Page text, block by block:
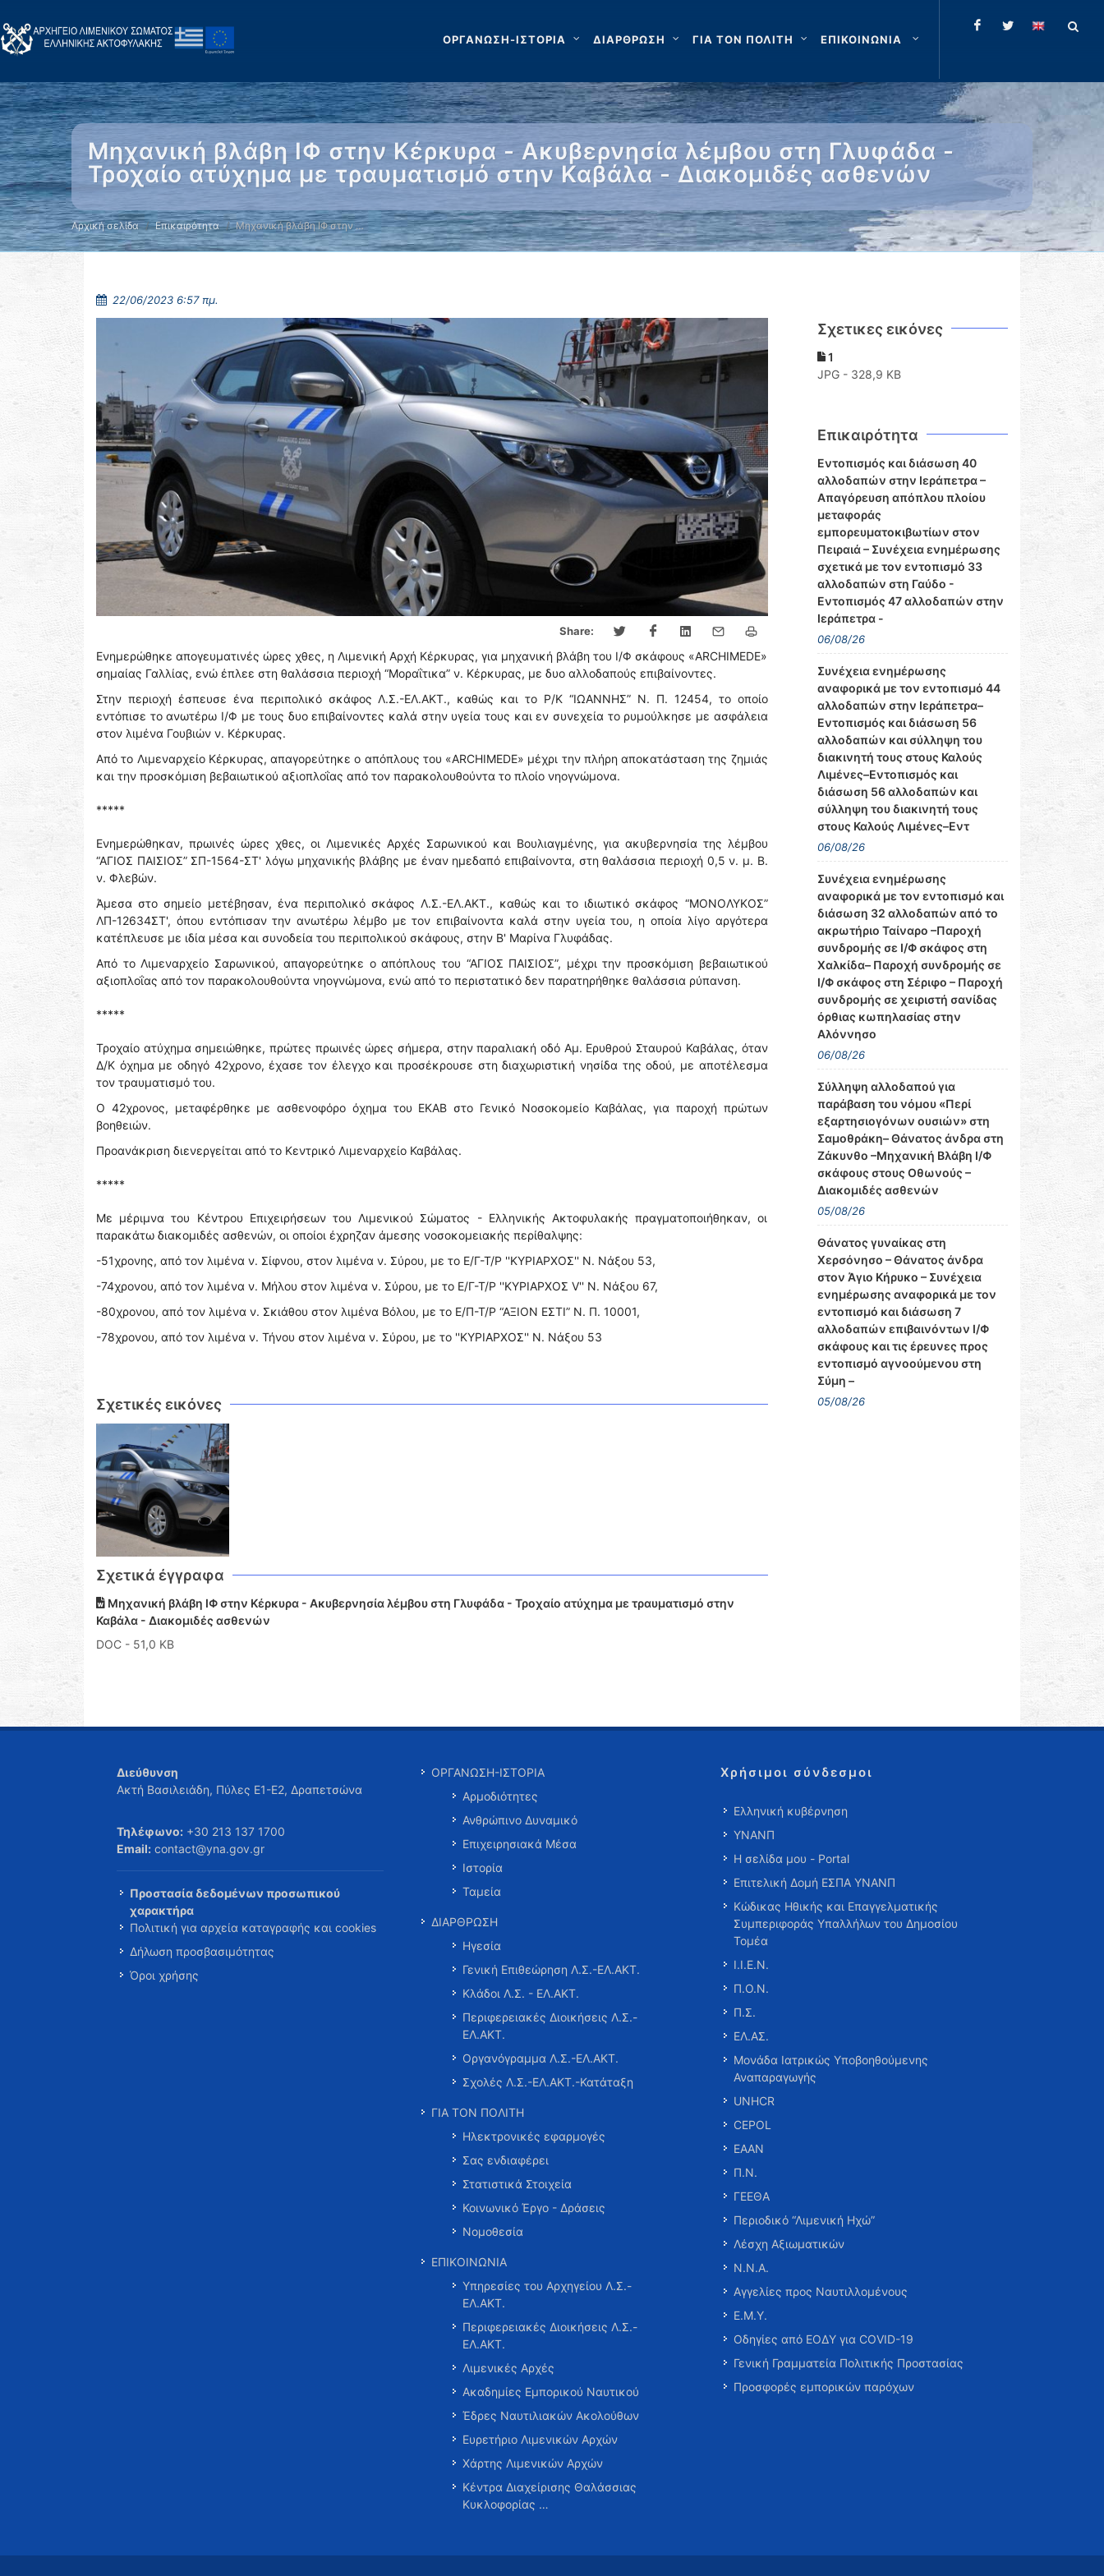
ΟΡΓΑΝΩΣΗ-ΙΣΤΟΡΙΑ ΔΙΑΡΘΡΩΣΗ ΓΙΑ ΤΟΝ ΠΟΛΙΤΗ ΕΠΙΚΟΙΝΩΝΙΑ
Μηχανική βλάβη ΙΦ στην Κέρκυρα - Ακυβερνησία λέμβου στη Γλυφάδα -
Τροχαίο ατύχημα με τραυματισμό στην Καβάλα - Διακομιδές ασθενών
Αρχική σελίδα Επικαιρότητα Μηχανική βλάβη ΙΦ στην …
22/06/2023 6:57 πμ.
Share:
Ενημερώθηκε απογευματινές ώρες χθες, η Λιμενική Αρχή Κέρκυρας, για μηχανική βλάβη του Ι/Φ σκάφους «ARCHIMEDE»
σημαίας Γαλλίας, ενώ έπλεε στη θαλάσσια περιοχή “Μοραΐτικα” ν. Κέρκυρας, με δυο αλλοδαπούς επιβαίνοντες.
Στην περιοχή έσπευσε ένα περιπολικό σκάφος Λ.Σ.-ΕΛ.ΑΚΤ., καθώς και το Ρ/Κ “ΙΩΑΝΝΗΣ” Ν. Π. 12454, το οποίο
εντόπισε το ανωτέρω Ι/Φ με τους δυο επιβαίνοντες καλά στην υγεία τους και εν συνεχεία το ρυμούλκησε με ασφάλεια
στον λιμένα Γουβιών ν. Κέρκυρας.
Από το Λιμεναρχείο Κέρκυρας, απαγορεύτηκε ο απόπλους του «ARCHIMEDE» μέχρι την πλήρη αποκατάσταση της ζημιάς
και την προσκόμιση βεβαιωτικού αξιοπλοΐας από τον παρακολουθούντα το πλοίο νηογνώμονα.
*****
Ενημερώθηκαν, πρωινές ώρες χθες, οι Λιμενικές Αρχές Σαρωνικού και Βουλιαγμένης, για ακυβερνησία της λέμβου
“ΑΓΙΟΣ ΠΑΙΣΙΟΣ” ΣΠ-1564-ΣΤ' λόγω μηχανικής βλάβης με έναν ημεδαπό επιβαίνοντα, στη θαλάσσια περιοχή 0,5 ν. μ. Β.
ν. Φλεβών.
Άμεσα στο σημείο μετέβησαν, ένα περιπολικό σκάφος Λ.Σ.-ΕΛ.ΑΚΤ., καθώς και το ιδιωτικό σκάφος “ΜΟΝΟΛΥΚΟΣ”
ΛΠ-12634ΣΤ', όπου εντόπισαν την ανωτέρω λέμβο με τον επιβαίνοντα καλά στην υγεία του, η οποία λίγο αργότερα
κατέπλευσε με ιδία μέσα και συνοδεία του περιπολικού σκάφους, στην Β' Μαρίνα Γλυφάδας.
Από το Λιμεναρχείο Σαρωνικού, απαγορεύτηκε ο απόπλους του “ΑΓΙΟΣ ΠΑΙΣΙΟΣ”, μέχρι την προσκόμιση βεβαιωτικού
αξιοπλοΐας από τον παρακολουθούντα νηογνώμονα, ενώ από το περιστατικό δεν παρατηρήθηκε θαλάσσια ρύπανση.
*****
Τροχαίο ατύχημα σημειώθηκε, πρώτες πρωινές ώρες σήμερα, στην παραλιακή οδό Αμ. Ερυθρού Σταυρού Καβάλας, όταν
Δ/Κ όχημα με οδηγό 42χρονο, έχασε τον έλεγχο και προσέκρουσε στη διαχωριστική νησίδα της οδού, με αποτέλεσμα
τον τραυματισμό του.
Ο 42χρονος, μεταφέρθηκε με ασθενοφόρο όχημα του ΕΚΑΒ στο Γενικό Νοσοκομείο Καβάλας, για παροχή πρώτων
βοηθειών.
Προανάκριση διενεργείται από το Κεντρικό Λιμεναρχείο Καβάλας.
*****
Με μέριμνα του Κέντρου Επιχειρήσεων του Λιμενικού Σώματος - Ελληνικής Ακτοφυλακής πραγματοποιήθηκαν, οι
παρακάτω διακομιδές ασθενών, οι οποίοι έχρηζαν άμεσης νοσοκομειακής περίθαλψης:
-51χρονης, από τον λιμένα ν. Σίφνου, στον λιμένα ν. Σύρου, με το Ε/Γ-Τ/Ρ ''ΚΥΡΙΑΡΧΟΣ'' N. Νάξου 53,
-74χρονου, από τον λιμένα ν. Μήλου στον λιμένα ν. Σύρου, με το Ε/Γ-Τ/Ρ ''ΚΥΡΙΑΡΧΟΣ V'' N. Νάξου 67,
-80χρονου, από τον λιμένα ν. Σκιάθου στον λιμένα Βόλου, με το Ε/Π-Τ/Ρ “ΑΞΙΟΝ ΕΣΤΙ” Ν. Π. 10001,
-78χρονου, από τον λιμένα ν. Τήνου στον λιμένα ν. Σύρου, με το ''ΚΥΡΙΑΡΧΟΣ'' N. Νάξου 53
Σχετικές εικόνες
Σχετικά έγγραφα
Μηχανική βλάβη ΙΦ στην Κέρκυρα - Ακυβερνησία λέμβου στη Γλυφάδα - Τροχαίο ατύχημα με τραυματισμό στην
Καβάλα - Διακομιδές ασθενών
DOC - 51,0 KB
Σχετικες εικόνες
1
JPG - 328,9 KB
Επικαιρότητα
Εντοπισμός και διάσωση 40
αλλοδαπών στην Ιεράπετρα –
Απαγόρευση απόπλου πλοίου
μεταφοράς
εμπορευματοκιβωτίων στον
Πειραιά – Συνέχεια ενημέρωσης
σχετικά με τον εντοπισμό 33
αλλοδαπών στη Γαύδο -
Εντοπισμός 47 αλλοδαπών στην
Ιεράπετρα -
06/08/26
Συνέχεια ενημέρωσης
αναφορικά με τον εντοπισμό 44
αλλοδαπών στην Ιεράπετρα–
Εντοπισμός και διάσωση 56
αλλοδαπών και σύλληψη του
διακινητή τους στους Καλούς
Λιμένες–Εντοπισμός και
διάσωση 56 αλλοδαπών και
σύλληψη του διακινητή τους
στους Καλούς Λιμένες–Εντ
06/08/26
Συνέχεια ενημέρωσης
αναφορικά με τον εντοπισμό και
διάσωση 32 αλλοδαπών από το
ακρωτήριο Ταίναρο –Παροχή
συνδρομής σε Ι/Φ σκάφος στη
Χαλκίδα– Παροχή συνδρομής σε
Ι/Φ σκάφος στη Σέριφο – Παροχή
συνδρομής σε χειριστή σανίδας
όρθιας κωπηλασίας στην
Αλόννησο
06/08/26
Σύλληψη αλλοδαπού για
παράβαση του νόμου «Περί
εξαρτησιογόνων ουσιών» στη
Σαμοθράκη– Θάνατος άνδρα στη
Ζάκυνθο –Μηχανική Βλάβη Ι/Φ
σκάφους στους Οθωνούς –
Διακομιδές ασθενών
05/08/26
Θάνατος γυναίκας στη
Χερσόνησο – Θάνατος άνδρα
στον Άγιο Κήρυκο – Συνέχεια
ενημέρωσης αναφορικά με τον
εντοπισμό και διάσωση 7
αλλοδαπών επιβαινόντων Ι/Φ
σκάφους και τις έρευνες προς
εντοπισμό αγνοούμενου στη
Σύμη –
05/08/26
Διεύθυνση
Ακτή Βασιλειάδη, Πύλες Ε1-Ε2, Δραπετσώνα
Τηλέφωνο: +30 213 137 1700
Email: contact@yna.gov.gr
Προστασία δεδομένων προσωπικού
χαρακτήρα
Πολιτική για αρχεία καταγραφής και cookies
Δήλωση προσβασιμότητας
Όροι χρήσης
ΟΡΓΑΝΩΣΗ-ΙΣΤΟΡΙΑ
Αρμοδιότητες
Ανθρώπινο Δυναμικό
Επιχειρησιακά Μέσα
Ιστορία
Ταμεία
ΔΙΑΡΘΡΩΣΗ
Ηγεσία
Γενική Επιθεώρηση Λ.Σ.-ΕΛ.ΑΚΤ.
Κλάδοι Λ.Σ. - ΕΛ.ΑΚΤ.
Περιφερειακές Διοικήσεις Λ.Σ.-
ΕΛ.ΑΚΤ.
Οργανόγραμμα Λ.Σ.-ΕΛ.ΑΚΤ.
Σχολές Λ.Σ.-ΕΛ.ΑΚΤ.-Κατάταξη
ΓΙΑ ΤΟΝ ΠΟΛΙΤΗ
Ηλεκτρονικές εφαρμογές
Σας ενδιαφέρει
Στατιστικά Στοιχεία
Κοινωνικό Έργο - Δράσεις
Νομοθεσία
ΕΠΙΚΟΙΝΩΝΙΑ
Υπηρεσίες του Αρχηγείου Λ.Σ.-
ΕΛ.ΑΚΤ.
Περιφερειακές Διοικήσεις Λ.Σ.-
ΕΛ.ΑΚΤ.
Λιμενικές Αρχές
Ακαδημίες Εμπορικού Ναυτικού
Έδρες Ναυτιλιακών Ακολούθων
Ευρετήριο Λιμενικών Αρχών
Χάρτης Λιμενικών Αρχών
Κέντρα Διαχείρισης Θαλάσσιας
Κυκλοφορίας …
Χρήσιμοι σύνδεσμοι
Ελληνική κυβέρνηση
ΥΝΑΝΠ
Η σελίδα μου - Portal
Επιτελική Δομή ΕΣΠΑ ΥΝΑΝΠ
Κώδικας Ηθικής και Επαγγελματικής
Συμπεριφοράς Υπαλλήλων του Δημοσίου
Τομέα
Ι.Ι.Ε.Ν.
Π.Ο.Ν.
Π.Σ.
ΕΛ.ΑΣ.
Μονάδα Ιατρικώς Υποβοηθούμενης
Αναπαραγωγής
UNHCR
CEPOL
ΕΑΑΝ
Π.Ν.
ΓΕΕΘΑ
Περιοδικό “Λιμενική Ηχώ”
Λέσχη Αξιωματικών
Ν.Ν.Α.
Αγγελίες προς Ναυτιλλομένους
Ε.Μ.Υ.
Οδηγίες από ΕΟΔΥ για COVID-19
Γενική Γραμματεία Πολιτικής Προστασίας
Προσφορές εμπορικών παρόχων